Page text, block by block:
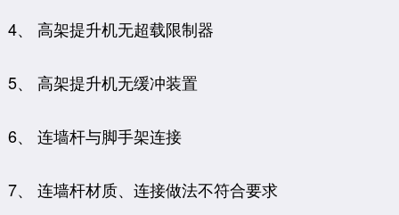
4、 高架提升机无超载限制器
5、 高架提升机无缓冲装置
6、 连墙杆与脚手架连接
7、 连墙杆材质、连接做法不符合要求